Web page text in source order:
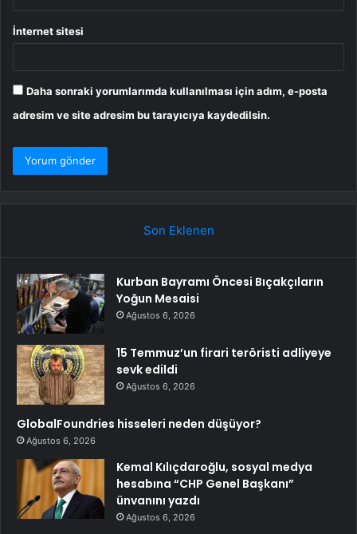
İnternet sitesi
Daha sonraki yorumlarımda kullanılması için adım, e-posta
adresim ve site adresim bu tarayıcıya kaydedilsin.
Son Eklenen
Kurban Bayramı Öncesi Bıçakçıların
Yoğun Mesaisi
Ağustos 6, 2026
15 Temmuz’un firari teröristi adliyeye
sevk edildi
Ağustos 6, 2026
GlobalFoundries hisseleri neden düşüyor?
Ağustos 6, 2026
Kemal Kılıçdaroğlu, sosyal medya
hesabına “CHP Genel Başkanı”
ünvanını yazdı
Ağustos 6, 2026